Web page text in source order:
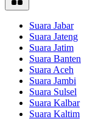
Suara Jabar
Suara Jateng
Suara Jatim
Suara Banten
Suara Aceh
Suara Jambi
Suara Sulsel
Suara Kalbar
Suara Kaltim